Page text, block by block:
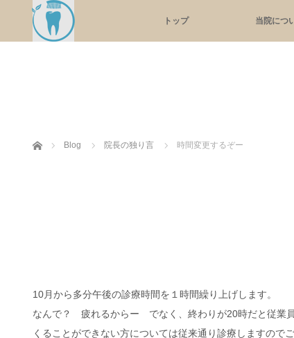
トップ 当院につ
ホーム Blog 院長の独り言 時間変更するぞー
10月から多分午後の診療時間を１時間繰り上げします。
なんで？ 疲れるからー でなく、終わりが20時だと従業
くることができない方については従来通り診療しますので